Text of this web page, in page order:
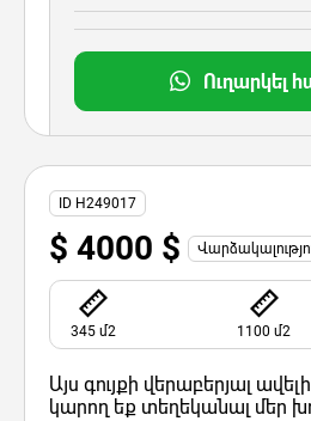
Ուղարկել
ID H249017
$ 4000 $
345 մ2 1100 մ2
Այս գույքի վերաբերյալ
կարող եք տեղեկանալ մեր